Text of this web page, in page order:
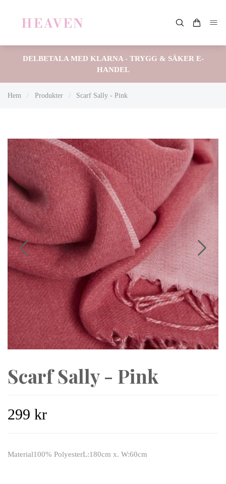
DELBETALA MED KLARNA - TRYGG & SÄKER E-
HANDEL
Hem / Produkter / Scarf Sally - Pink
Scarf Sally - Pink
299 kr
Material100% PolyesterL:180cm x. W:60cm